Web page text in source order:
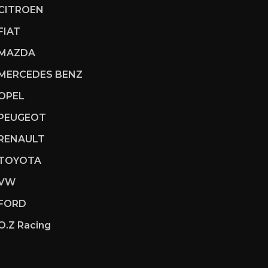
FIAT
MAZDA
MERCEDES BENZ
PEUGEOT
RENAULT
FORD
Racing